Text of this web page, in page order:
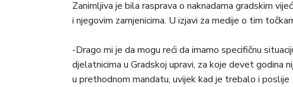
Zanimljiva je bila rasprava o naknadama gradskim
i njegovim zamjenicima. U izjavi za medije o tim
-Drago mi je da mogu reći da imamo specifičnu
djelatnicima u Gradskoj upravi, za koje devet godina
u prethodnom mandatu, uvijek kad je trebalo i